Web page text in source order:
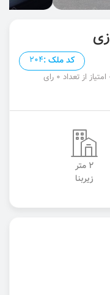
کد ملک :204
2 متر
زیربنا